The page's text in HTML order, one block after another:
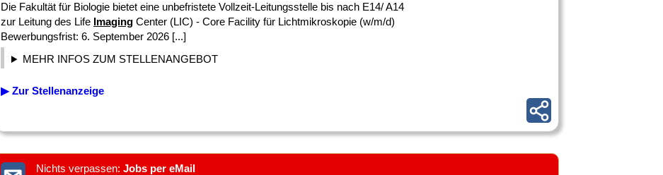
Die Fakultät für Biologie bietet eine unbefristete Vollzeit-Leitungsstelle bis nach E14/ A14
zur Leitung des Life Imaging Center (LIC) - Core Facility für Lichtmikroskopie (w/m/d)
Bewerbungsfrist: 6. September 2026 [...]
MEHR INFOS ZUM STELLENANGEBOT
▶ Zur Stellenanzeige
Nichts verpassen: Jobs per eMail